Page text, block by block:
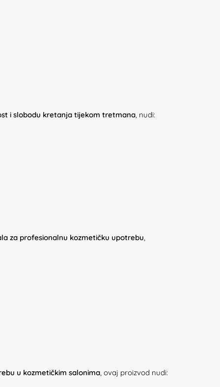
i slobodu kretanja tijekom tretmana, nudi:
za profesionalnu kozmetičku upotrebu,
u kozmetičkim salonima, ovaj proizvod nudi: